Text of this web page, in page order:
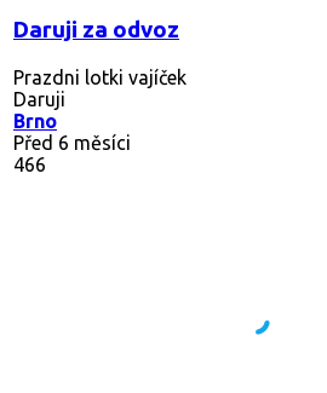
Daruji za odvoz
Prazdni lotki vajíček
Daruji
Brno
Před 6 měsíci
466